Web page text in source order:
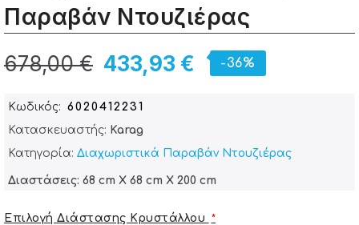
Παραβάν Ντουζιέρας
433,93 €
678,00 € -36%
Κωδικός
6020412231
Κατασκευαστής: Karag
Κατηγορία: Διαχωριστικά Παραβάν Ντουζιέρας
Διαστάσεις: 68 cm X 68 cm X 200 cm
Επιλογή Διάστασης Κρυστάλλου